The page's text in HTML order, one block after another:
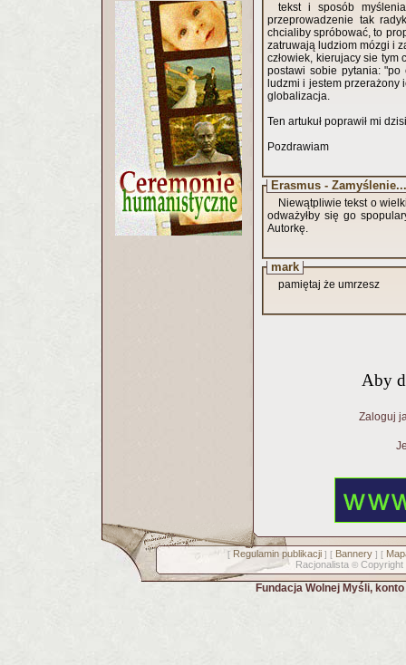
tekst i sposób
przeprowadzenie tak
chcialiby spróbować, to
zatruwają ludziom mózgi i
człowiek, kierujacy sie tym
postawi sobie pytania:
ludzmi i jestem
globalizacja.
Ten artukuł poprawił mi
Pozdrawiam
Erasmus - Zamyślenie...
Niewątpliwie tekst o
odważyłby się go
Autorkę.
mark
pamiętaj że umrzesz
Aby
Zaloguj
[ Regulamin publikacji] [ Bannery] [
Racjonalista © Copyright
Fundacja Wolnej Myśli,